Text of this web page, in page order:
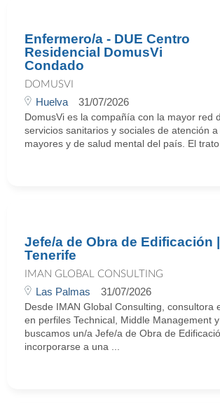
Enfermero/a - DUE Centro
Residencial DomusVi
Condado
DOMUSVI
Huelva 31/07/2026
DomusVi es la compañía con la mayor red
servicios sanitarios y sociales de atención
mayores y de salud mental del país. El trato
Jefe/a de Obra de Edificación |
Tenerife
IMAN GLOBAL CONSULTING
Las Palmas 31/07/2026
Desde IMAN Global Consulting, consultora
en perfiles Technical, Middle Management y
buscamos un/a Jefe/a de Obra de
incorporarse a una ...